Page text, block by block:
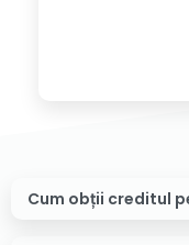
Cum obții creditul